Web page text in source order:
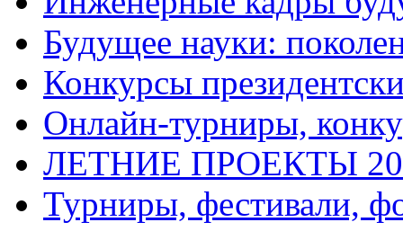
Будущее науки:
Конкурсы
Онлайн-турниры,
ЛЕТНИЕ ПРОЕКТЫ
Турниры, фестивали,